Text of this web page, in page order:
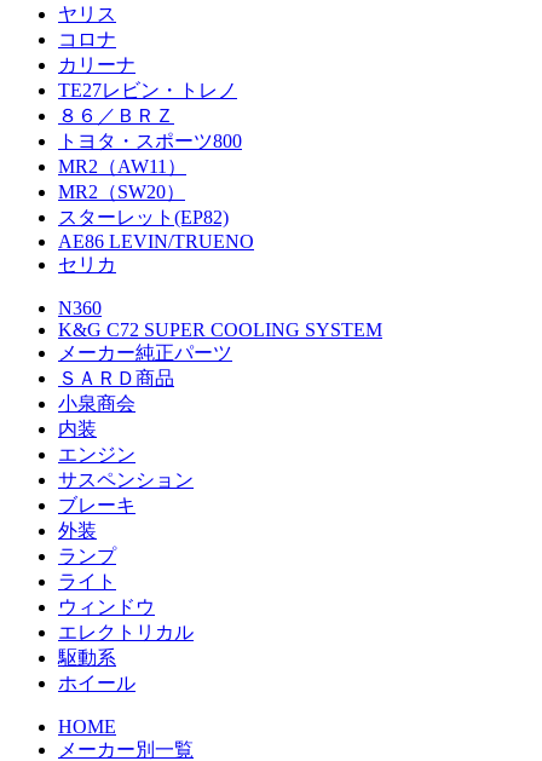
ヤリス
コロナ
カリーナ
TE27レビン・トレノ
８６／ＢＲＺ
トヨタ・スポーツ800
MR2（AW11）
MR2（SW20）
スターレット(EP82)
AE86 LEVIN/TRUENO
セリカ
N360
K&G C72 SUPER COOLING SYSTEM
メーカー純正パーツ
ＳＡＲＤ商品
小泉商会
内装
エンジン
サスペンション
ブレーキ
外装
ランプ
ライト
ウィンドウ
エレクトリカル
駆動系
ホイール
HOME
メーカー別一覧